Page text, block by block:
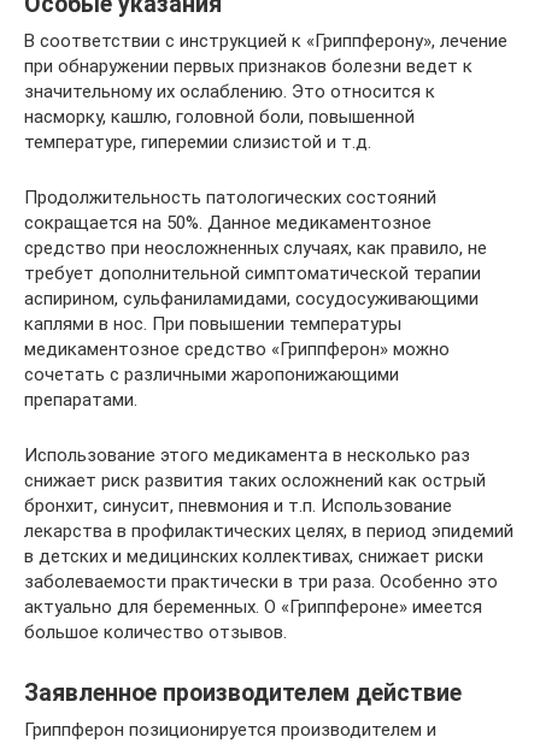
В соответствии с инструкцией к «Гриппферону», лечение
при обнаружении первых признаков болезни ведет к
значительному их ослаблению. Это относится к
насморку, кашлю, головной боли, повышенной
температуре, гиперемии слизистой и т.д.
Продолжительность патологических состояний
сокращается на 50%. Данное медикаментозное
средство при неосложненных случаях, как правило, не
требует дополнительной симптоматической терапии
аспирином, сульфаниламидами, сосудосуживающими
каплями в нос. При повышении температуры
медикаментозное средство «Гриппферон» можно
сочетать с различными жаропонижающими
препаратами.
Использование этого медикамента в несколько раз
снижает риск развития таких осложнений как острый
бронхит, синусит, пневмония и т.п. Использование
лекарства в профилактических целях, в период эпидемий
в детских и медицинских коллективах, снижает риски
заболеваемости практически в три раза. Особенно это
актуально для беременных. О «Гриппфероне» имеется
большое количество отзывов.
Заявленное производителем действие
Гриппферон позиционируется производителем и